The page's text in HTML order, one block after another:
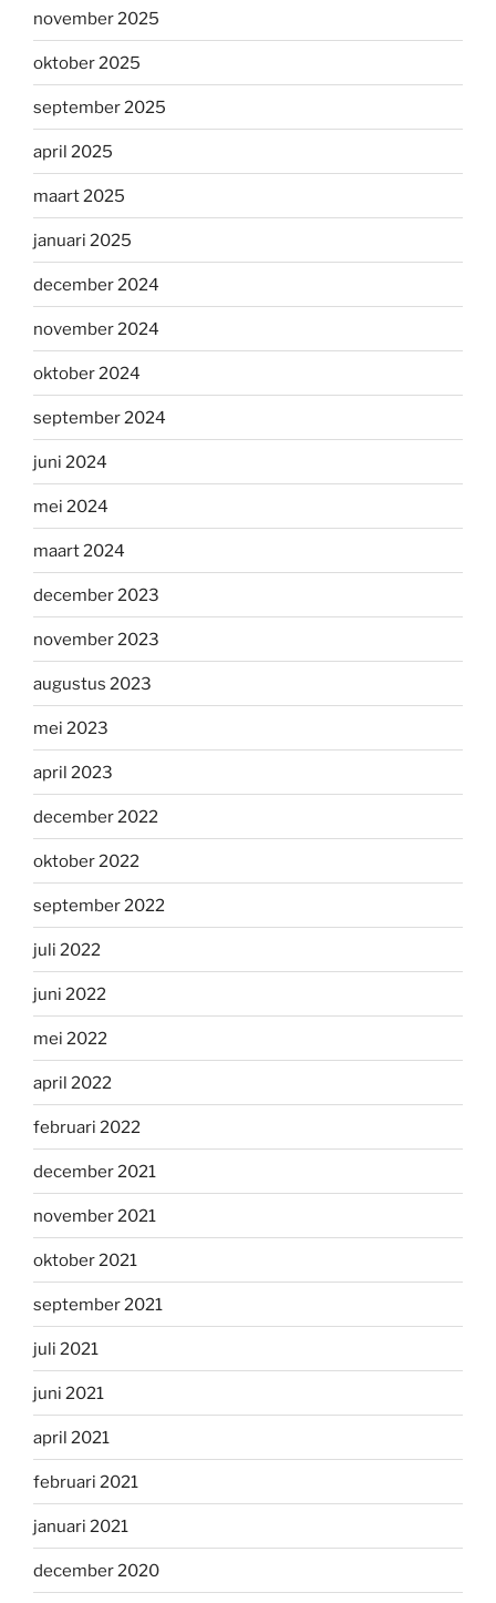
november 2025
oktober 2025
september 2025
april 2025
maart 2025
januari 2025
december 2024
november 2024
oktober 2024
september 2024
juni 2024
mei 2024
maart 2024
december 2023
november 2023
augustus 2023
mei 2023
april 2023
december 2022
oktober 2022
september 2022
juli 2022
juni 2022
mei 2022
april 2022
februari 2022
december 2021
november 2021
oktober 2021
september 2021
juli 2021
juni 2021
april 2021
februari 2021
januari 2021
december 2020